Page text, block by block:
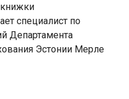
специалист по
Департамента
Эстонии Мерле